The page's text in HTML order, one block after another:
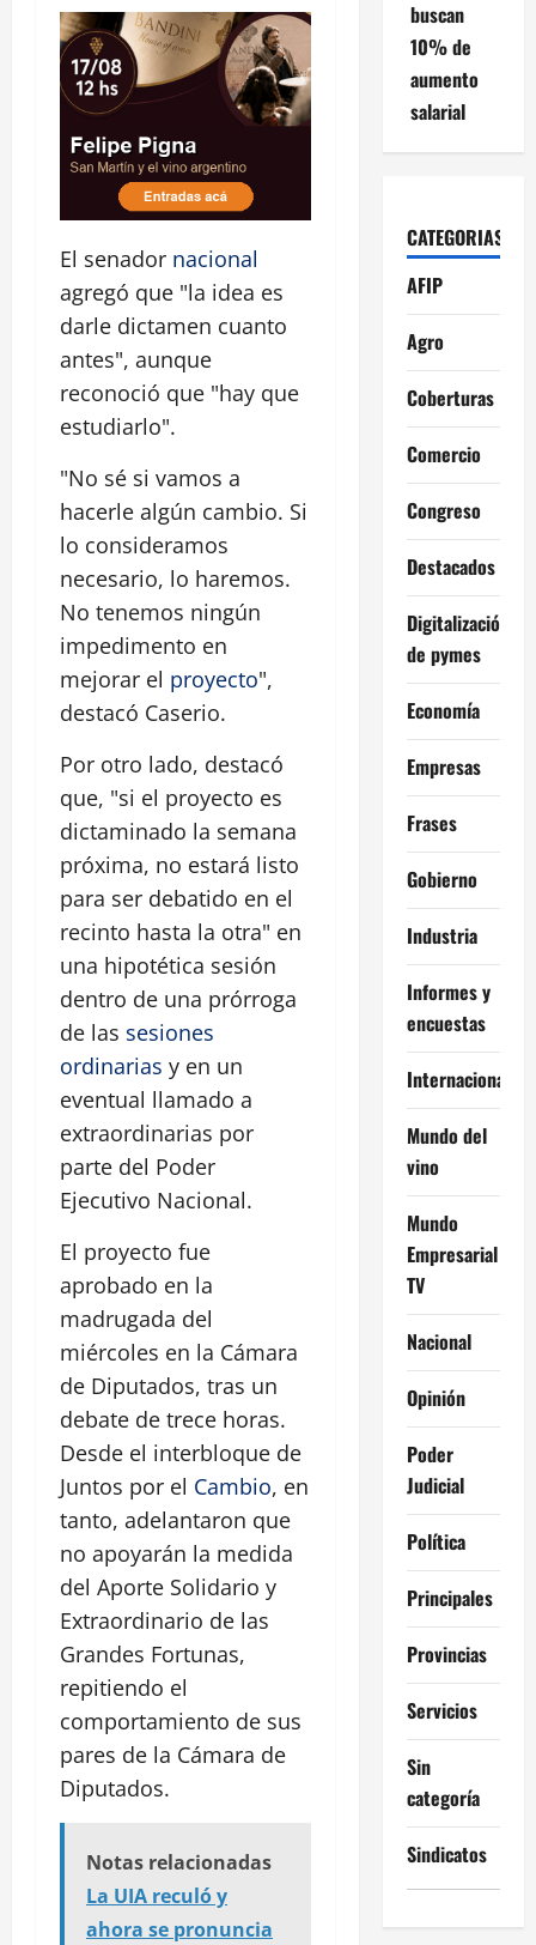
El senador nacional
agregó que "la idea es
darle dictamen cuanto
antes", aunque
reconoció que "hay que
estudiarlo".
"No sé si vamos a
hacerle algún cambio. Si
lo consideramos
necesario, lo haremos.
No tenemos ningún
impedimento en
mejorar el proyecto",
destacó Caserio.
Por otro lado, destacó
que, "si el proyecto es
dictaminado la semana
próxima, no estará listo
para ser debatido en el
recinto hasta la otra" en
una hipotética sesión
dentro de una prórroga
de las sesiones
ordinarias y en un
eventual llamado a
extraordinarias por
parte del Poder
Ejecutivo Nacional.
El proyecto fue
aprobado en la
madrugada del
miércoles en la Cámara
de Diputados, tras un
debate de trece horas.
Desde el interbloque de
Juntos por el Cambio, en
tanto, adelantaron que
no apoyarán la medida
del Aporte Solidario y
Extraordinario de las
Grandes Fortunas,
repitiendo el
comportamiento de sus
pares de la Cámara de
Diputados.
Notas relacionadas
La UIA reculó y
ahora se pronuncia
buscan
10% de
aumento
salarial
CATEGORIAS
AFIP
Agro
Coberturas
Comercio
Congreso
Destacados
Digitalización
de pymes
Economía
Empresas
Frases
Gobierno
Industria
Informes y
encuestas
Internacional
Mundo del
vino
Mundo
Empresarial
TV
Nacional
Opinión
Poder
Judicial
Política
Principales
Provincias
Servicios
Sin
categoría
Sindicatos